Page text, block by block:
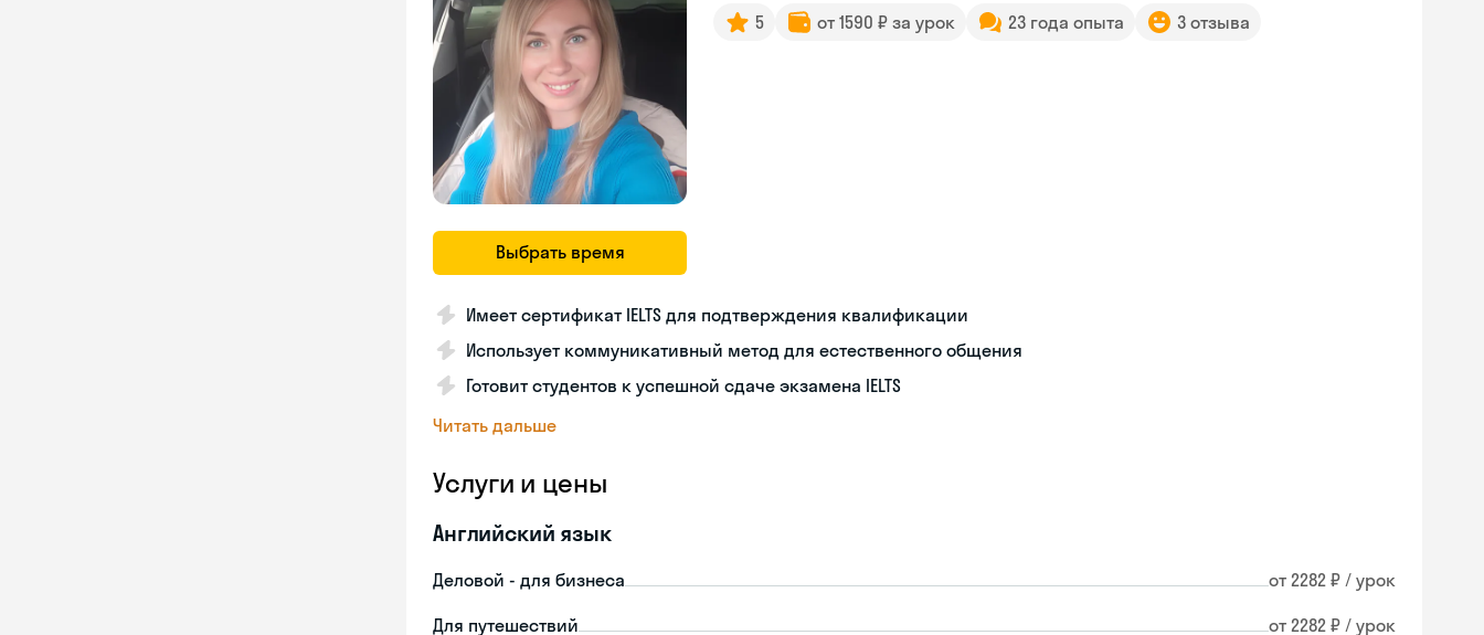
Выбрать время
5 от 1590 ₽ за урок 23 года опыта 3 отзыва
Имеет сертификат IELTS для подтверждения квалификации
Использует коммуникативный метод для естественного общения
Готовит студентов к успешной сдаче экзамена IELTS
Читать дальше
Услуги и цены
Английский язык
Деловой - для бизнеса от 2282 ₽ / урок
Для путешествий от 2282 ₽ / урок